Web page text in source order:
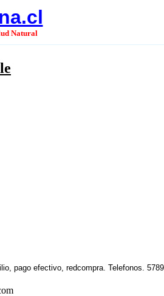
Natural
pago efectivo, redcompra. Telefonos.